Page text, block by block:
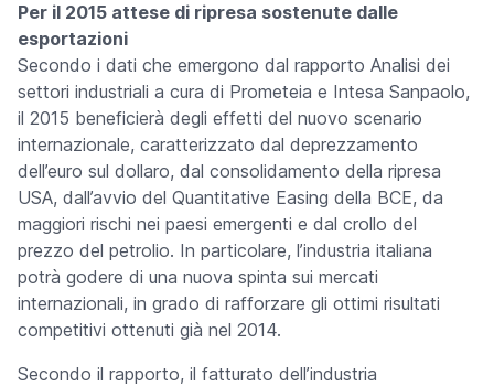
Per il 2015 attese di ripresa sostenute dalle
esportazioni
Secondo i dati che emergono dal rapporto Analisi dei
settori industriali a cura di Prometeia e Intesa Sanpaolo,
il 2015 beneficierà degli effetti del nuovo scenario
internazionale, caratterizzato dal deprezzamento
dell’euro sul dollaro, dal consolidamento della ripresa
USA, dall’avvio del Quantitative Easing della BCE, da
maggiori rischi nei paesi emergenti e dal crollo del
prezzo del petrolio. In particolare, l’industria italiana
potrà godere di una nuova spinta sui mercati
internazionali, in grado di rafforzare gli ottimi risultati
competitivi ottenuti già nel 2014.
Secondo il rapporto, il fatturato dell’industria